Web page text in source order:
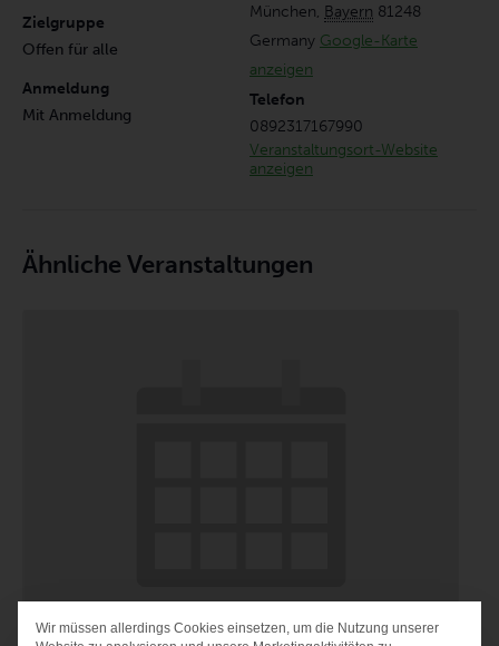
München, Bayern 81248
Germany Google-Karte
anzeigen
Telefon
0892317167990
Veranstaltungsort-Website
anzeigen
Zielgruppe
Offen für alle
Anmeldung
Mit Anmeldung
Ähnliche Veranstaltungen
DATENSCHUTZ-
Wir müssen allerdings Cookies einsetzen, um die Nutzung unserer